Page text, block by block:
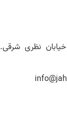
خیابان نظری شرقی.